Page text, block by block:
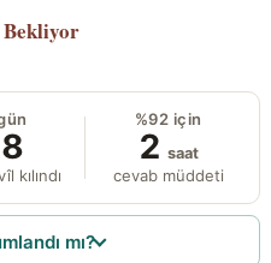
Bekliyor
kılındı
%92 için
2 saat
cevab müddeti
mı?